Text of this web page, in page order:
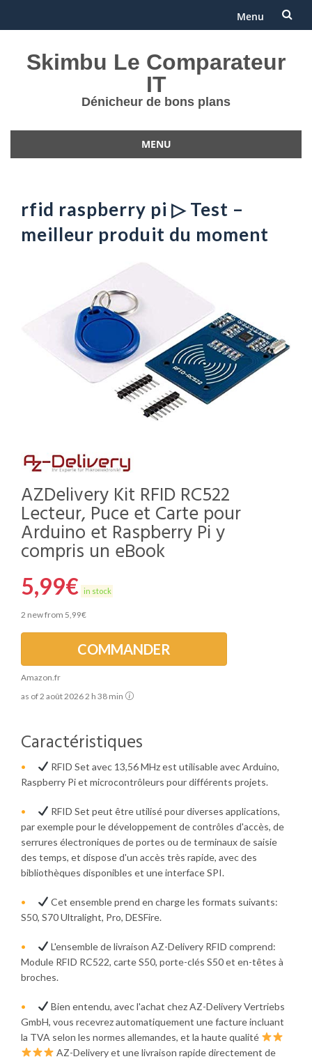
Menu
Skimbu Le Comparateur
IT
Dénicheur de bons plans
MENU
rfid raspberry pi ▷ Test –
meilleur produit du moment
AZDelivery Kit RFID RC522
Lecteur, Puce et Carte pour
Arduino et Raspberry Pi y
compris un eBook
5,99€ in stock
2 new from 5,99€
COMMANDER
Amazon.fr
as of 2 août 2026 2 h 38 min
Caractéristiques
RFID Set avec 13,56 MHz est utilisable avec Arduino,
Raspberry Pi et microcontrôleurs pour différents projets.
RFID Set peut être utilisé pour diverses applications,
par exemple pour le développement de contrôles d'accès, de
serrures électroniques de portes ou de terminaux de saisie
des temps, et dispose d'un accès très rapide, avec des
bibliothèques disponibles et une interface SPI.
Cet ensemble prend en charge les formats suivants:
S50, S70 Ultralight, Pro, DESFire.
L'ensemble de livraison AZ-Delivery RFID comprend:
Module RFID RC522, carte S50, porte-clés S50 et en-têtes à
broches.
Bien entendu, avec l'achat chez AZ-Delivery Vertriebs
GmbH, vous recevrez automatiquement une facture incluant
la TVA selon les normes allemandes, et la haute qualité
AZ-Delivery et une livraison rapide directement de